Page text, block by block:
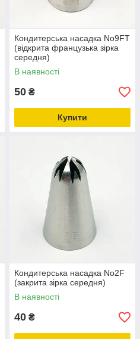
Кондитерська насадка No9FT
(відкрита французька зірка
середня)
В наявності
50 ₴
Купити
Кондитерська насадка No2F
(закрита зірка середня)
В наявності
40 ₴